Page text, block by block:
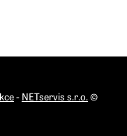
- NETservis s.r.o.©